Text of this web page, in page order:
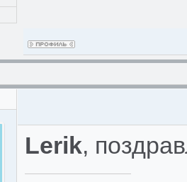
Lerik,